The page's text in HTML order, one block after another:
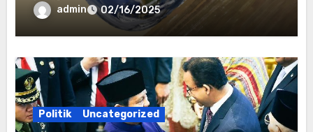
admin 02/16/2025
Politik Uncategorized